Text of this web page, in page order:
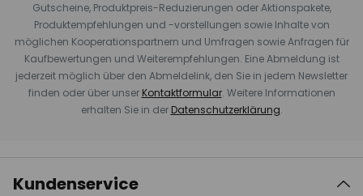
Gutscheine, Produktpreis-Reduzierungen oder Aktionspakete,
Produktempfehlungen und -vorstellungen sowie Inhalte von
möglichen Kooperationspartnern und Umfragen sowie Anfragen für
Kaufbewertungen und Weiterempfehlungen. Eine Abmeldung ist
jederzeit möglich über den Abmeldelink, den Sie in jedem Newsletter
finden oder über unser Kontaktformular. Weitere Informationen
erhalten Sie in der Datenschutzerklärung.
Kundenservice